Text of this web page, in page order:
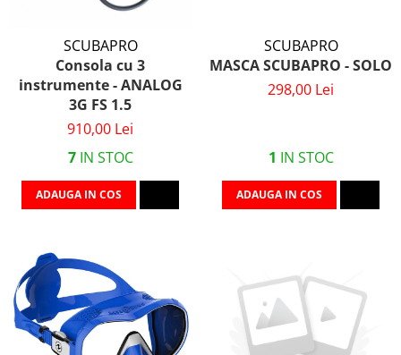
SCUBAPRO
Consola cu 3
instrumente - ANALOG
3G FS 1.5
910,00 Lei
7IN STOC
ADAUGA IN COS
SCUBAPRO
MASCA SCUBAPRO - SOLO
298,00 Lei
1 IN STOC
ADAUGA IN COS